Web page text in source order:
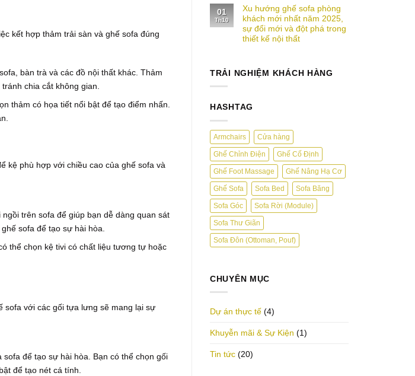
kết hợp thảm trải sàn và ghế sofa đúng
bàn trà và các đồ nội thất khác. Thảm
chia cắt không gian.
thảm có họa tiết nổi bật để tạo điểm nhấn.
kệ phù hợp với chiều cao của ghế sofa và
trên sofa để giúp bạn dễ dàng quan sát
sofa để tạo sự hài hòa.
thể chọn kệ tivi có chất liệu tương tự hoặc
sofa với các gối tựa lưng sẽ mang lại sự
để tạo sự hài hòa. Bạn có thể chọn gối
để tạo nét cá tính.
Trong
Phòng
Khách
Foot
Massage
Chuẩn
Spa:
Bí
Nghiệm
bình
luận
ở
Bàn
giao
Ghế
bọc
Sở,
01
Th10
Xu hướng ghế sofa phòng
khách mới nhất năm 2025,
sự đổi mới và đột phá trong
thiết kế nội thất
luận
sofa
nhất
năm
2025,
sự
đổi
mới
và
đột
phá
trong
thiết
kế
nội
TRẢI NGHIỆM KHÁCH HÀNG
HASHTAG
Armchairs Cửa hàng
Ghế Chỉnh Điện Ghế Cố Định
Ghế Foot Massage Ghế Nâng Hạ Cơ
Ghế Sofa Sofa Bed Sofa Băng
Sofa Góc Sofa Rời (Module)
Sofa Thư Giãn
Sofa Đôn (Ottoman, Pouf)
CHUYÊN MỤC
Dự án thực tế (4)
Khuyễn mãi & Sự Kiện (1)
Tin tức (20)